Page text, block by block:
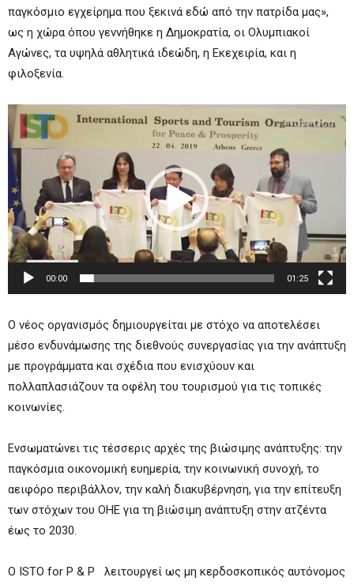
παγκόσμιο εγχείρημα που ξεκινά εδώ από την πατρίδα μας»,
ως η χώρα όπου γεννήθηκε η Δημοκρατία, οι Ολυμπιακοί
Αγώνες, τα υψηλά αθλητικά ιδεώδη, η Εκεχειρία, και η
φιλοξενία.
Πρόγραμμα
Αναπαραγωγής
Βίντεο
00:00 01:25
Ο νέος οργανισμός δημιουργείται με στόχο να αποτελέσει
μέσο ενδυνάμωσης της διεθνούς συνεργασίας για την ανάπτυξη
με προγράμματα και σχέδια που ενισχύουν και
πολλαπλασιάζουν τα οφέλη του τουρισμού για τις τοπικές
κοινωνίες.
Ενσωματώνει τις τέσσερις αρχές της βιώσιμης ανάπτυξης: την
παγκόσμια οικονομική ευημερία, την κοινωνική συνοχή, το
αειφόρο περιβάλλον, την καλή διακυβέρνηση, για την επίτευξη
των στόχων του ΟΗΕ για τη βιώσιμη ανάπτυξη στην ατζέντα
έως το 2030.
Ο ISTO for P & P λειτουργεί ως μη κερδοσκοπικός αυτόνομος